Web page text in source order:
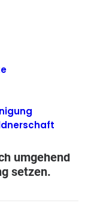
umgehend
setzen.